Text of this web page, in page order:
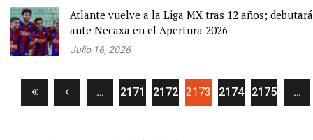
Atlante vuelve a la Liga MX tras 12 años; debutará
ante Necaxa en el Apertura 2026
Julio 16, 2026
… 2171 2172 2173 (current)
2174 2175 …